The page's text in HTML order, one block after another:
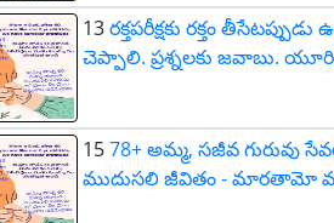
13రక్తపరీక్షకు రక్తం
చెప్పాలి. ప్రశ్నలకు జవాబు.
1578+ అమ్మ, సజీవ గురువు
ముదుసలి జీవితం -